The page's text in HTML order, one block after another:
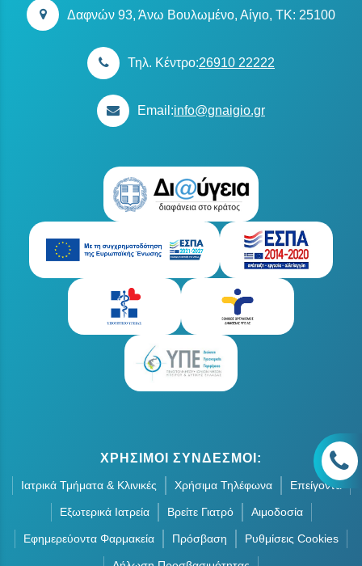
Δαφνών 93, Άνω Βουλωμένο, Αίγιο, TK: 25100
Τηλ. Κέντρο:26910 22222
Email:info@gnaigio.gr
ΧΡΗΣΙΜΟΙ ΣΥΝΔΕΣΜΟΙ:
Ιατρικά Τμήματα & Κλινικές Χρήσιμα Τηλέφωνα Επείγοντα
Εξωτερικά Ιατρεία Βρείτε Γιατρό Αιμοδοσία
Εφημερεύοντα Φαρμακεία Πρόσβαση Ρυθμίσεις Cookies